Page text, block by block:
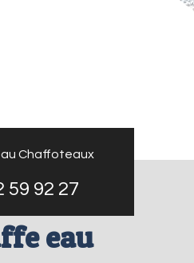
Chaffoteaux
59 92 27
eau